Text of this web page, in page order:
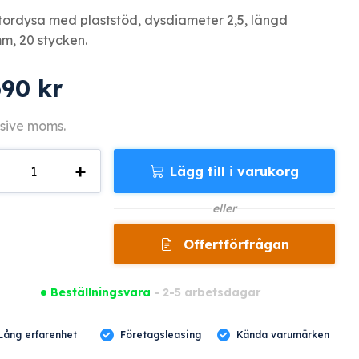
med plaststöd, dysdiameter 2,5, längd
20 stycken.
kr
moms.
+ Lägg till i varukorg
eller
Offertförfrågan
Beställningsvara - 2-5 arbetsdagar
erfarenhet Företagsleasing Kända varumärken